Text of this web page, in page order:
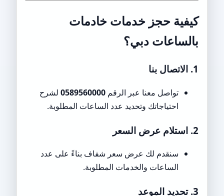
كيفية حجز خدمات خادمات
بالساعات دبي؟
1. الاتصال بنا
تواصل معنا عبر الرقم 0589560000 لشرح
احتياجاتك وتحديد عدد الساعات المطلوبة.
2. استلام عرض السعر
سنقدم لك عرض سعر شفاف بناءً على عدد
الساعات والخدمات المطلوبة.
3. تحديد الموعد